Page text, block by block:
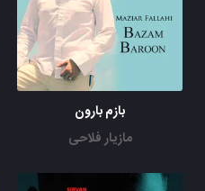
بازم بارون
مازیار فلاحی